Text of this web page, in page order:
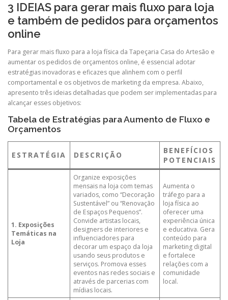
3 IDEIAS para gerar mais fluxo para loja
e também de pedidos para orçamentos
online
Para gerar mais fluxo para a loja física da Tapeçaria Casa do Artesão e
aumentar os pedidos de orçamentos online, é essencial adotar
estratégias inovadoras e eficazes que alinhem com o perfil
comportamental e os objetivos de marketing da empresa. Abaixo,
apresento três ideias detalhadas que podem ser implementadas para
alcançar esses objetivos:
Tabela de Estratégias para Aumento de Fluxo e
Orçamentos
ESTRATÉGIA DESCRIÇÃO
BENEFÍCIOS
POTENCIAIS
1. Exposições
Temáticas na
Loja
Organize exposições
mensais na loja com temas
variados, como “Decoração
Sustentável” ou “Renovação
de Espaços Pequenos”.
Convide artistas locais,
designers de interiores e
influenciadores para
decorar um espaço da loja
usando seus produtos e
serviços. Promova esses
eventos nas redes sociais e
através de parcerias com
mídias locais.
Aumenta o
tráfego para a
loja física ao
oferecer uma
experiência única
e educativa. Gera
conteúdo para
marketing digital
e fortalece
relações com a
comunidade
local.